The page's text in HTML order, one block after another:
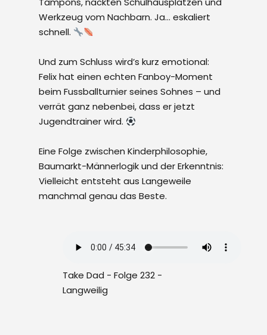
Werkzeug vom Nachbarn. Ja… eskaliert
schnell.
Und zum Schluss wird’s kurz emotional:
Felix hat einen echten Fanboy-Moment
beim Fussballturnier seines Sohnes – und
verrät ganz nebenbei, dass er jetzt
Jugendtrainer wird.
Eine Folge zwischen Kinderphilosophie,
Baumarkt-Männerlogik und der Erkenntnis:
Vielleicht entsteht aus Langeweile
manchmal genau das Beste.
Take Dad - Folge 232 -
Langweilig